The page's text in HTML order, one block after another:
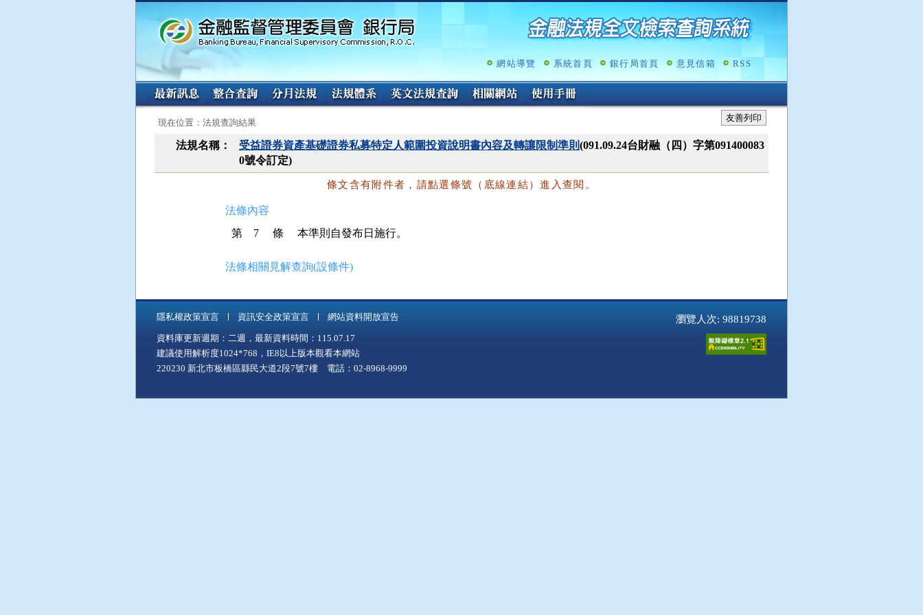
跳
容
網站導覽 系統首頁 銀行局首頁 意見信箱 RSS
:::
現在位置：法規查詢結果 友善列印
法規名稱： 受益證券資產基礎證券私募特定人範圍投資說明書內容及轉讓限制準則(091.09.24台財融（四）字第091400083
0號令訂定)
條文含有附件者，請點選條號（底線連結）進入查閱。
法條內容
第 7 條
法條相關見解查詢(設條件)
隱私權政策宣言 資訊安全政策宣言 網站資料開放宣告 瀏覽人次: 98819738
資料庫更新週期：二週，最新資料時間：115.07.17
建議使用解析度1024*768，IE8以上版本觀看本網站
220230 新北市板橋區縣民大道2段7號7樓 電話：02-8968-9999